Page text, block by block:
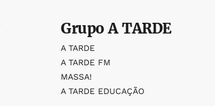
GrupoA TARDE
A TARDE
A TARDE FM
MASSA!
A TARDE EDUCAÇÃO